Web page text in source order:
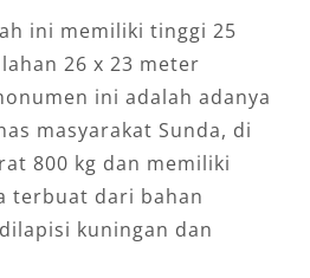
ini memiliki tinggi 25
26 x 23 meter
ini adalah adanya
masyarakat Sunda, di
800 kg dan memiliki
terbuat dari bahan
kuningan dan